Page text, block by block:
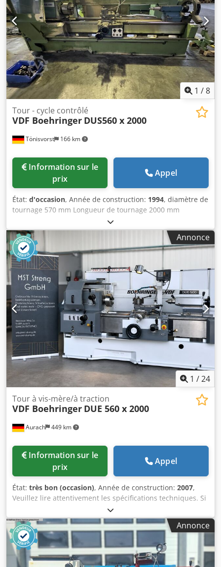
1 /8
Tönisvorst 166 km
Tour - cycle contrôlé
VDF Boehringer DUS560 x 2000
prix
Appel
État: d'occasion, Année de construction: 1994, diamètre de
tournage 570 mm Longueur de tournage 2000 mm
Commande Sinumerik 805 Siemens Diamètre de rotation
max. via le coulisseau plan 365 mm Vitesses de rotation de
la broche principale : 3-2.500 tr/min Puissance
d'entraînement de la broche principale 15/19 kW Alésage
de broche 62 mm Tête de broche DIN 55027 No.8
Logement de la contre-poupée MK 5 Course du fourreau
190 mm Diamètre du fourreau 80 mm Plage d'avance -
longitudinale et transversale 0,01-50 mm/u Puissance
totale requise 50 KVA Poids de la machine env. 5 t Espace
nécessaire env. m Incl. mandrin à pince F315 Incl. 6 STK
supports multifixes Incl. 1 STK lunette fermée Cjdpju
Sbkgefx Aicorf Incl. 1 pc lunette ouverte
Annonce
1 /24
Aurach 449 km
Tour à vis-mère/à traction
VDF Boehringer DUE 560 x 2000
prix
Appel
État: très bon (occasion), Année de construction: 2007,
Veuillez lire attentivement les spécifications techniques. Si
cette machine représente un investissement intéressant
pour vous, nous vous prions de nous fournir votre identité
complète, avec un numéro de téléphone et une adresse
électronique valides, afin que nous puissions vous établir
un devis. !!! CETTE MACHINE EST ACTUELLEMENT EN PHASE
DE RÉVISION !!! LES PHOTOS NE REPRÉSENTENT PAS LA
Annonce